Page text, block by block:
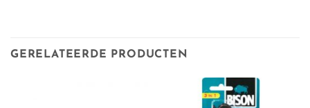
GERELATEERDE PRODUCTEN